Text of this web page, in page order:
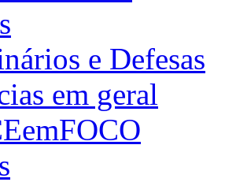
e Defesas
em geral